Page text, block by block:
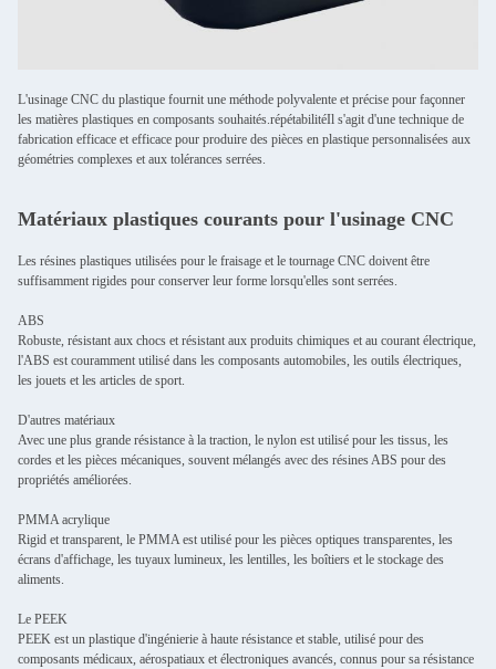
L'usinage CNC du plastique fournit une méthode polyvalente et précise pour façonner
les matières plastiques en composants souhaités.répétabilitéIl s'agit d'une technique de
fabrication efficace et efficace pour produire des pièces en plastique personnalisées aux
géométries complexes et aux tolérances serrées.
Matériaux plastiques courants pour l'usinage CNC
Les résines plastiques utilisées pour le fraisage et le tournage CNC doivent être
suffisamment rigides pour conserver leur forme lorsqu'elles sont serrées.
ABS
Robuste, résistant aux chocs et résistant aux produits chimiques et au courant électrique,
l'ABS est couramment utilisé dans les composants automobiles, les outils électriques,
les jouets et les articles de sport.
D'autres matériaux
Avec une plus grande résistance à la traction, le nylon est utilisé pour les tissus, les
cordes et les pièces mécaniques, souvent mélangés avec des résines ABS pour des
propriétés améliorées.
PMMA acrylique
Rigid et transparent, le PMMA est utilisé pour les pièces optiques transparentes, les
écrans d'affichage, les tuyaux lumineux, les lentilles, les boîtiers et le stockage des
aliments.
Le PEEK
PEEK est un plastique d'ingénierie à haute résistance et stable, utilisé pour des
composants médicaux, aérospatiaux et électroniques avancés, connus pour sa résistance